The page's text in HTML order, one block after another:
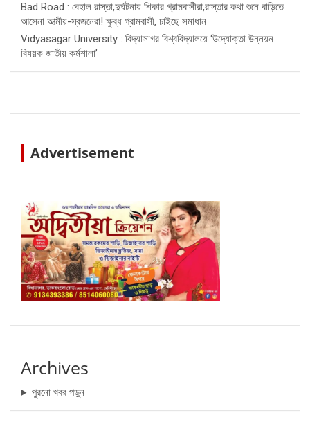
Bad Road : বেহাল রাস্তা,দুর্ঘটনায় শিকার গ্রামবাসীরা,রাস্তার কথা শুনে বাড়িতে
আসেনা আত্মীয়-স্বজনেরা! ক্ষুব্ধ গ্রামবাসী, চাইছে সমাধান
Vidyasagar University : বিদ্যাসাগর বিশ্ববিদ্যালয়ে ‘উদ্যোক্তা উন্নয়ন
বিষয়ক জাতীয় কর্মশালা’
Advertisement
Archives
পুরনো খবর পড়ুন